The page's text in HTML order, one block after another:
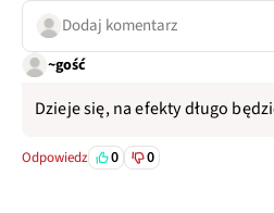
Dodaj komentarz
~gość
Dzieje się, na efekty długo
Odpowiedz 0 0